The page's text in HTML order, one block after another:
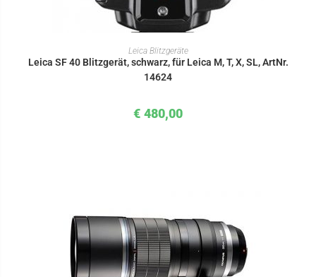
IN DEN WARENKORB
Leica Blitzgeräte
Leica SF 40 Blitzgerät, schwarz, für Leica M, T, X, SL, ArtNr.
14624
€ 480,00